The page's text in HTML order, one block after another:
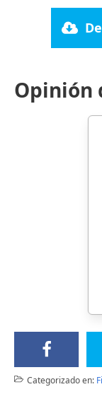
Opinión
Categorizado en: